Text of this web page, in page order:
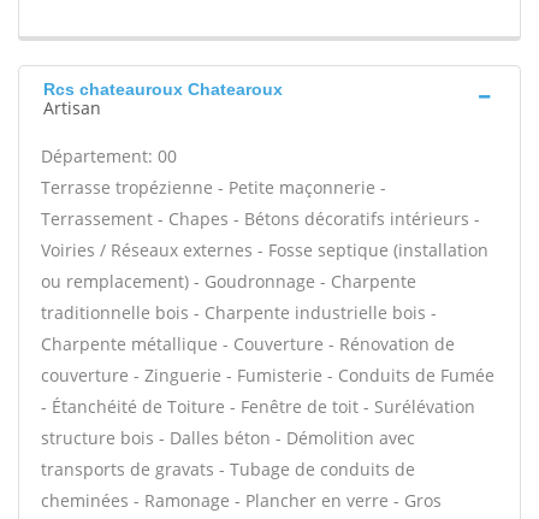
Rcs chateauroux Chatearoux
Artisan
Département: 00
Terrasse tropézienne - Petite maçonnerie -
Terrassement - Chapes - Bétons décoratifs intérieurs -
Voiries / Réseaux externes - Fosse septique (installation
ou remplacement) - Goudronnage - Charpente
traditionnelle bois - Charpente industrielle bois -
Charpente métallique - Couverture - Rénovation de
couverture - Zinguerie - Fumisterie - Conduits de Fumée
- Étanchéité de Toiture - Fenêtre de toit - Surélévation
structure bois - Dalles béton - Démolition avec
transports de gravats - Tubage de conduits de
cheminées - Ramonage - Plancher en verre - Gros